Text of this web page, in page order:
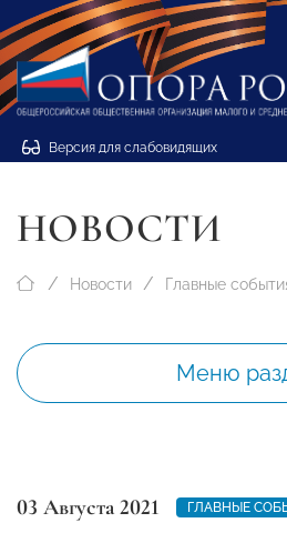
Версия для слабовидящих
НОВОСТИ
Новости Главные
Меню
03 Августа 2021 ГЛАВНЫЕ